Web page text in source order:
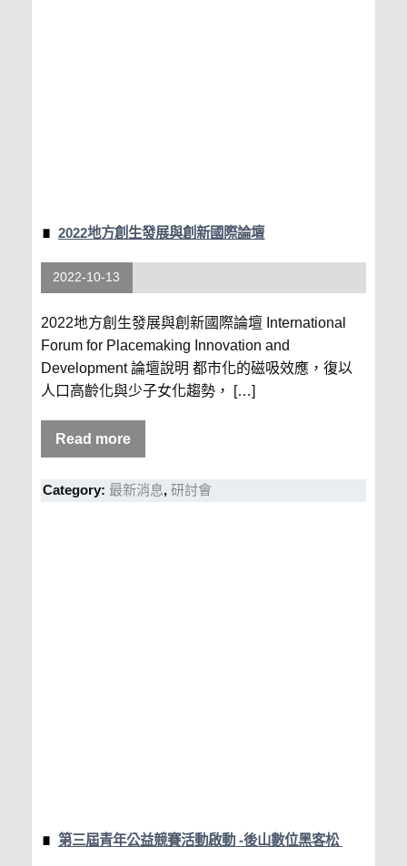
2022地方創生發展與創新國際論壇
2022-10-13
2022地方創生發展與創新國際論壇 International
Forum for Placemaking Innovation and
Development 論壇說明 都市化的磁吸效應，復以
人口高齡化與少子女化趨勢， […]
Read more
Category: 最新消息, 研討會
第三屆青年公益競賽活動啟動 -後山數位黑客松